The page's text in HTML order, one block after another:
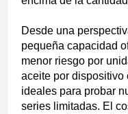
Desde una
pequeña capacidad
menor riesgo por
aceite por dispositivo
ideales para probar
series limitadas. El